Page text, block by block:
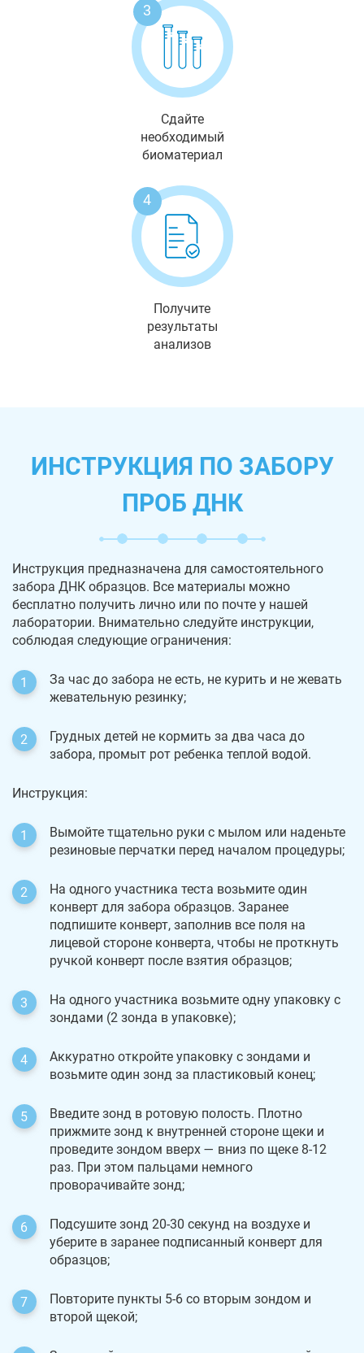
3
Сдайте
необходимый
биоматериал
4
Получите
результаты
анализов
ИНСТРУКЦИЯ ПО ЗАБОРУ
ПРОБ ДНК
Инструкция предназначена для самостоятельного
забора ДНК образцов. Все материалы можно
бесплатно получить лично или по почте у нашей
лаборатории. Внимательно следуйте инструкции,
соблюдая следующие ограничения:
За час до забора не есть, не курить и не жевать
жевательную резинку;
Грудных детей не кормить за два часа до
забора, промыт рот ребенка теплой водой.
Инструкция:
Вымойте тщательно руки с мылом или наденьте
резиновые перчатки перед началом процедуры;
На одного участника теста возьмите один
конверт для забора образцов. Заранее
подпишите конверт, заполнив все поля на
лицевой стороне конверта, чтобы не проткнуть
ручкой конверт после взятия образцов;
На одного участника возьмите одну упаковку с
зондами (2 зонда в упаковке);
Аккуратно откройте упаковку с зондами и
возьмите один зонд за пластиковый конец;
Введите зонд в ротовую полость. Плотно
прижмите зонд к внутренней стороне щеки и
проведите зондом вверх — вниз по щеке 8-12
раз. При этом пальцами немного
проворачивайте зонд;
Подсушите зонд 20-30 секунд на воздухе и
уберите в заранее подписанный конверт для
образцов;
Повторите пункты 5-6 со вторым зондом и
второй щекой;